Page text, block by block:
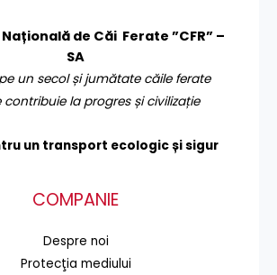
de Căi Ferate ”CFR” –
SA
un secol și jumătate căile ferate
la progres și civilizație
un transport ecologic și sigur
COMPANIE
Despre noi
Protecţia mediului